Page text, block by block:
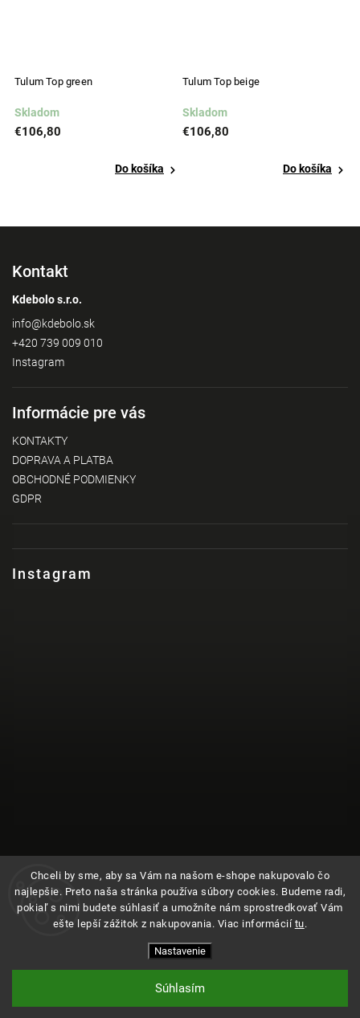
Chceli by sme, aby sa Vám na našom e-shope nakupovalo čo
najlepšie. Preto naša stránka používa súbory cookies. Budeme radi,
pokiaľ s nimi budete súhlasiť a umožníte nám sprostredkovať Vám
ešte lepší zážitok z nakupovania. Viac informácií tu.
Nastavenie
Súhlasím
Tulum Top green
Skladom
€106,80
Do košíka
Tulum Top beige
Skladom
€106,80
Do košíka
Instagram
Sledovať na Instagrame
Kontakt
Kdebolo s.r.o.
info@kdebolo.sk
+420 739 009 010
Instagram
Informácie pre vás
KONTAKTY
DOPRAVA A PLATBA
OBCHODNÉ PODMIENKY
GDPR
Copyright 2026Kde bolo. Všetky práva vyhradené.
Upraviť nastavenie cookies
VytvořilShoptet| DesignShoptak.cz